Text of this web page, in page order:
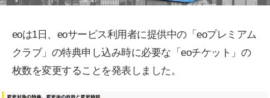
eoは1日、eoサービス利用者に提供中の「eoプレミアム
クラブ」の特典申し込み時に必要な「eoチケット」の
枚数を変更することを発表しました。